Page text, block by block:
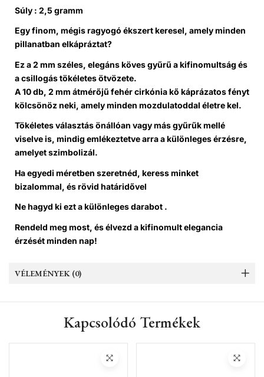
Súly : 2,5 gramm
Egy finom, mégis ragyogó ékszert keresel, amely minden
pillanatban elkápráztat?
Ez a 2 mm széles, elegáns köves gyűrű a kifinomultság és
a csillogás tökéletes ötvözete.
A 10 db, 2 mm átmérőjű fehér cirkónia kő káprázatos fényt
kölcsönöz neki, amely minden mozdulatoddal életre kel.
Tökéletes választás önállóan vagy más gyűrűk mellé
viselve is, mindig emlékeztetve arra a különleges érzésre,
amelyet szimbolizál.
Ha egyedi méretben szeretnéd, keress minket
bizalommal, és rövid határidővel
Ne hagyd ki ezt a különleges darabot .
Rendeld meg most, és élvezd a kifinomult elegancia
érzését minden nap!
VÉLEMÉNYEK (0)
Kapcsolódó Termékek